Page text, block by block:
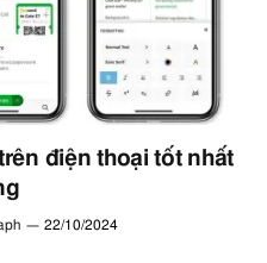
điện thoại tốt nhất
22/10/2024